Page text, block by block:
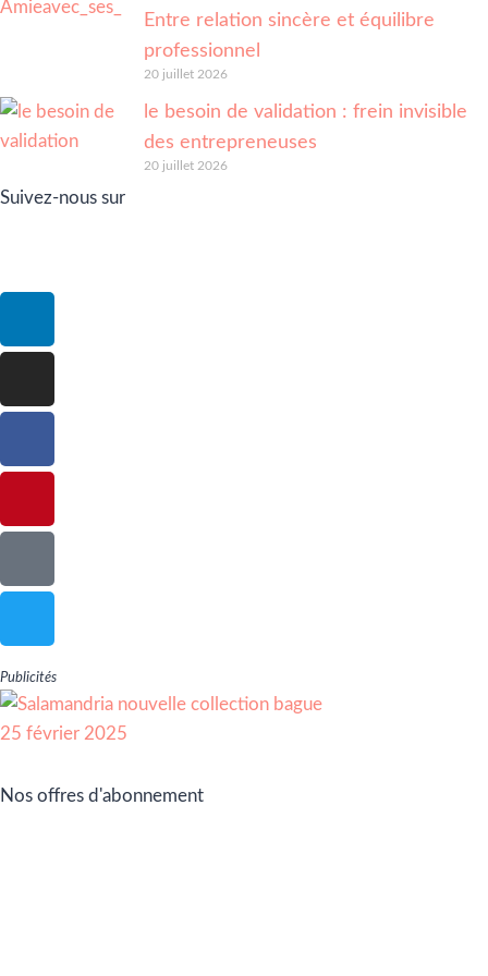
Entre relation sincère et équilibre
professionnel
20 juillet 2026
le besoin de validation : frein invisible
des entrepreneuses
20 juillet 2026
Suivez-nous sur
Publicités
Nos offres d'abonnement